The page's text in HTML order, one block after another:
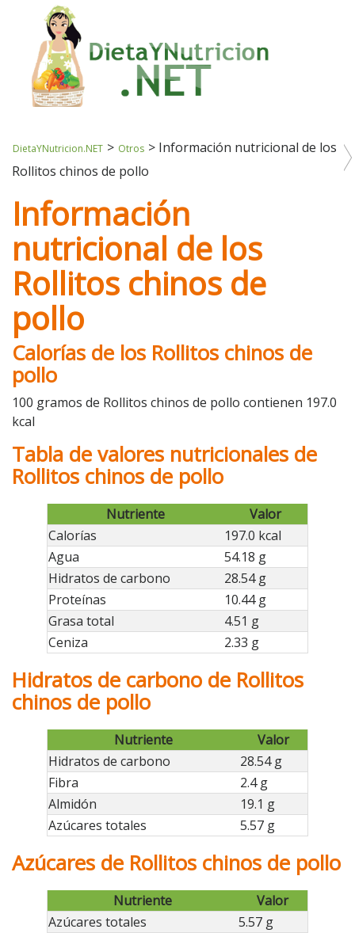
DietaYNutricion.NET > Otros > Información nutricional de los
Rollitos chinos de pollo
Información
nutricional de los
Rollitos chinos de
pollo
Calorías de los Rollitos chinos de
pollo
100 gramos de Rollitos chinos de pollo contienen 197.0
kcal
Tabla de valores nutricionales de
Rollitos chinos de pollo
Nutriente
Valor
Calorías
197.0 kcal
Agua
54.18 g
Hidratos de carbono
28.54 g
Proteínas
10.44 g
Grasa total
4.51 g
Ceniza
2.33 g
Hidratos de carbono de Rollitos
chinos de pollo
Nutriente
Valor
Hidratos de carbono
28.54 g
Fibra
2.4 g
Almidón
19.1 g
Azúcares totales
5.57 g
Azúcares de Rollitos chinos de pollo
Nutriente
Valor
Azúcares totales
5.57 g